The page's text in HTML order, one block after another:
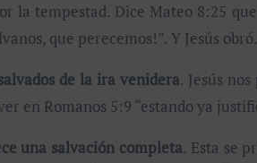
la tempestad. Dice Mateo 8:25
que perecemos!”. Y Jesús obró.
de la ira venidera. Jesús
en Romanos 5:9 “estando ya
una salvación completa. Esta se